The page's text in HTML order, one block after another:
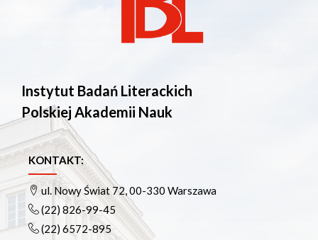
Instytut Badań Literackich
Polskiej Akademii Nauk
KONTAKT:
ul. Nowy Świat 72, 00-330 Warszawa
(22) 826-99-45
(22) 6572-895